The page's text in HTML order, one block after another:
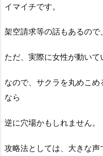
イマイチです。
架空請求等の話もあるので
ただ、実際に女性が動いて
なので、サクラを丸めこ
なら
逆に穴場かもしれません。
攻略法としては、大きな